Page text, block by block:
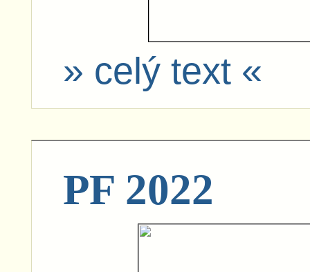
» celý text «
PF 2022